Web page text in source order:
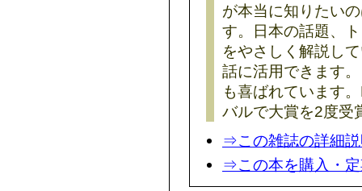
が本当に知りたい
す。日本の話題、
をやさしく解説し
話に活用できます
も喜ばれています
バルで大賞を2度受
⇒この雑誌の詳細
⇒この本を購入・